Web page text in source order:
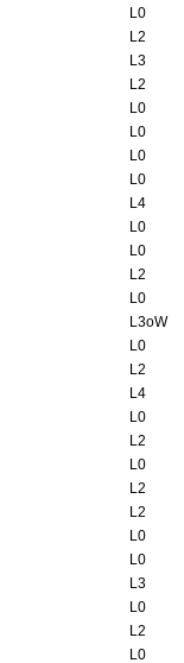
L0
L2
L3
L2
L0
L0
L0
L0
L4
L0
L0
L2
L0
L3oW
L0
L2
L4
L0
L2
L0
L2
L2
L0
L0
L3
L0
L2
L0